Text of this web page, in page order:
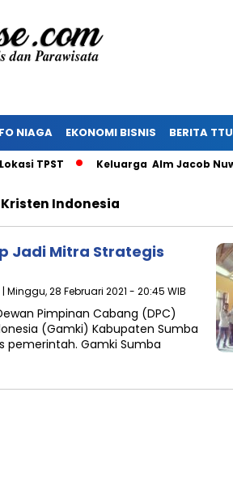
NIAGA EKONOMI BISNIS BERITA TTU
TPST Keluarga Alm Jacob Nuwa
Indonesia
Jadi Mitra Strategis
| Minggu, 28 Februari 2021 - 20:45 WIB
Pimpinan Cabang (DPC)
(Gamki) Kabupaten Sumba
pemerintah. Gamki Sumba